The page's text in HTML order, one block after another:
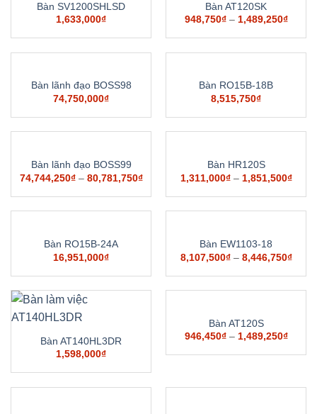
Bàn SV1200SHLSD
1,633,000₫
Bàn AT120SK
948,750₫– 1,489,250₫
Bàn lãnh đạo BOSS98
74,750,000₫
Bàn RO15B-18B
8,515,750₫
Bàn lãnh đạo BOSS99
74,744,250₫– 80,781,750₫
Bàn HR120S
1,311,000₫– 1,851,500₫
Bàn RO15B-24A
16,951,000₫
Bàn EW1103-18
8,107,500₫– 8,446,750₫
Bàn AT140HL3DR
1,598,000₫
Bàn AT120S
946,450₫– 1,489,250₫